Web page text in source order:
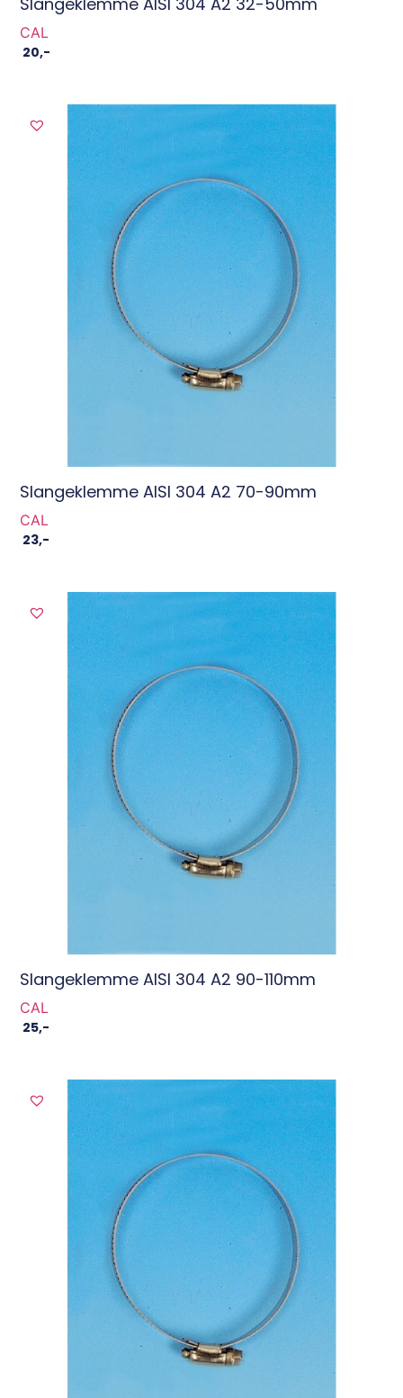
CAL
20,-
Slangeklemme AISI 304 A2 70-90mm
CAL
23,-
Slangeklemme AISI 304 A2 90-110mm
CAL
25,-